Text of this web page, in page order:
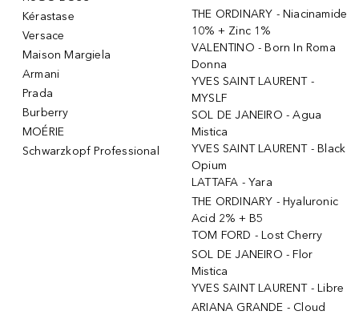
Kérastase
Versace
Maison Margiela
Armani
Prada
Burberry
MOÉRIE
Schwarzkopf Professional
THE ORDINARY - Niacinamide
10% + Zinc 1%
VALENTINO - Born In Roma
Donna
YVES SAINT LAURENT -
MYSLF
SOL DE JANEIRO - Agua
Mistica
YVES SAINT LAURENT - Black
Opium
LATTAFA - Yara
THE ORDINARY - Hyaluronic
Acid 2% + B5
TOM FORD - Lost Cherry
SOL DE JANEIRO - Flor
Mistica
YVES SAINT LAURENT - Libre
ARIANA GRANDE - Cloud